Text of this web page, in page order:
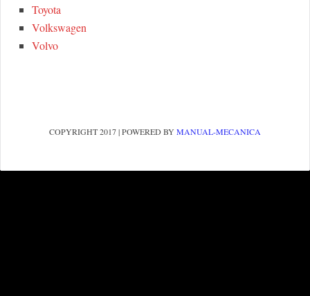
Toyota
Volkswagen
Volvo
COPYRIGHT 2017 | POWERED BYMANUAL-MECANICA